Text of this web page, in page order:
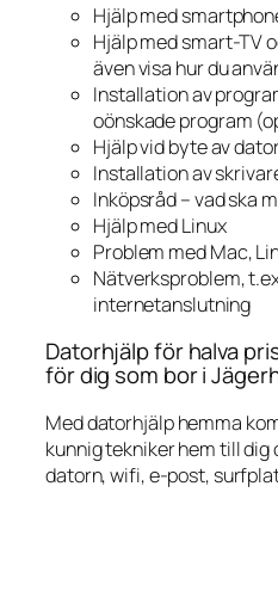
Hjälp med
Hjälp med smart-TV
även visa hur du
Installation av
oönskade program
Hjälp vid byte av
Installation av
Inköpsråd – vad ska
Hjälp med Linux
Problem med Mac,
Nätverksproblem,
internetanslutning
Datorhjälp för halva
för dig som bor i
Med datorhjälp hemma
kunnig tekniker hem till dig
datorn, wifi, e-post,